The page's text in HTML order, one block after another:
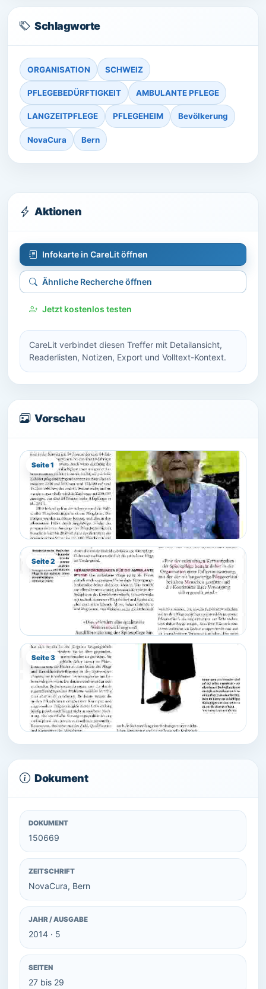
Schlagworte
ORGANISATION SCHWEIZ
PFLEGEBEDÜRFTIGKEIT AMBULANTE PFLEGE
LANGZEITPFLEGE PFLEGEHEIM Bevölkerung
NovaCura Bern
Aktionen
Infokarte in CareLit öffnen
Ähnliche Recherche öffnen
Jetzt kostenlos testen
CareLit verbindet diesen Treffer mit Detailansicht,
Readerlisten, Notizen, Export und Volltext-Kontext.
Vorschau
Seite 1
Seite 2
Seite 3
Dokument
DOKUMENT
150669
ZEITSCHRIFT
NovaCura, Bern
JAHR / AUSGABE
2014 · 5
SEITEN
27 bis 29